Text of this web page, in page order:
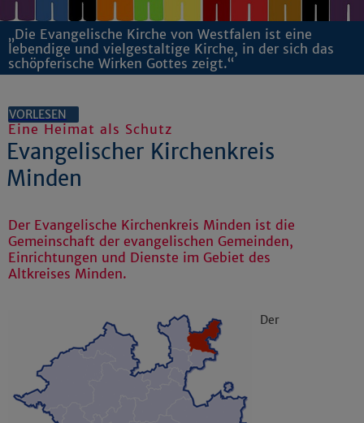
„Die Evangelische Kirche von Westfalen ist eine
lebendige und vielgestaltige Kirche, in der sich das
schöpferische Wirken Gottes zeigt.“
VORLESEN
Eine Heimat als Schutz
Evangelischer Kirchenkreis
Minden
Der Evangelische Kirchenkreis Minden ist die
Gemeinschaft der evangelischen Gemeinden,
Einrichtungen und Dienste im Gebiet des
Altkreises Minden.
Der